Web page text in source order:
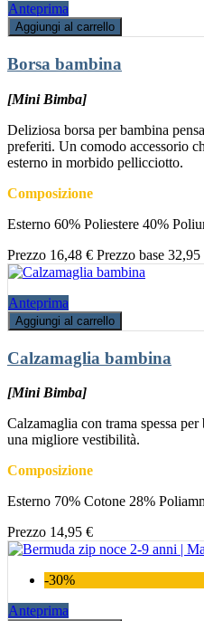
Anteprima
Aggiungi al carrello
Borsa bambina
[Mini Bimba]
Deliziosa borsa per bambina
preferiti. Un comodo accessorio
esterno in morbido pellicciotto.
Composizione
Esterno 60% Poliestere 40%
Prezzo 16,48 € Prezzo base 32,95
Anteprima
Aggiungi al carrello
Calzamaglia bambina
[Mini Bimba]
Calzamaglia con trama spessa
una migliore vestibilità.
Composizione
Esterno 70% Cotone 28%
Prezzo 14,95 €
-30%
Anteprima